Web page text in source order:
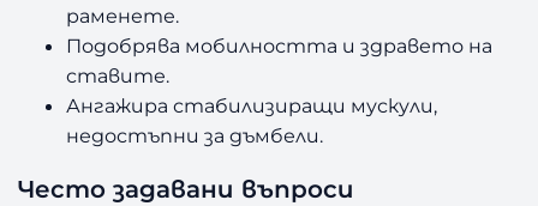
раменете.
Подобрява мобилността и здравето на
ставите.
Ангажира стабилизиращи мускули,
недостъпни за дъмбели.
Често задавани въпроси